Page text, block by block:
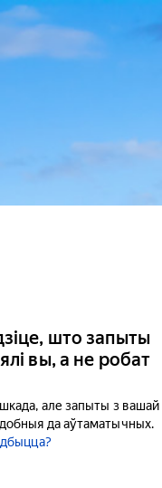
што запыты
вы, а не робат
але запыты з вашай
да аўтаматычных.